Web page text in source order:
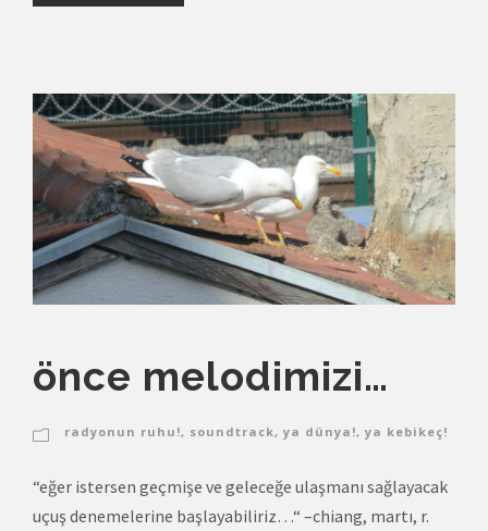
önce melodimizi…
radyonun ruhu!, soundtrack, ya dünya!, ya kebikeç!
“eğer istersen geçmişe ve geleceğe ulaşmanı sağlayacak
uçuş denemelerine başlayabiliriz…“ –chiang, martı, r.